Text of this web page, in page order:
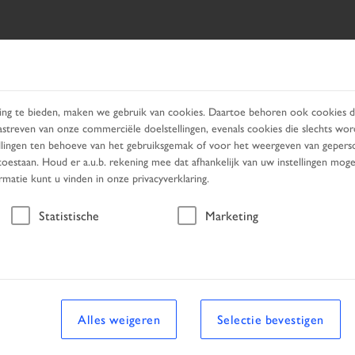
ZOEKEN PRODUCTS SERVICES ZOEKEN
Voertuig
te bieden, maken we gebruik van cookies. Daartoe behoren ook cookies
van onze commerciële doelstellingen, evenals cookies die slechts
ten behoeve van het gebruiksgemak of voor het weergeven van
Houd er a.u.b. rekening mee dat afhankelijk van uw instellingen
kunt u vinden in onze privacyverklaring.
Statistische Marketing
Alles weigeren Selectie bevestigen